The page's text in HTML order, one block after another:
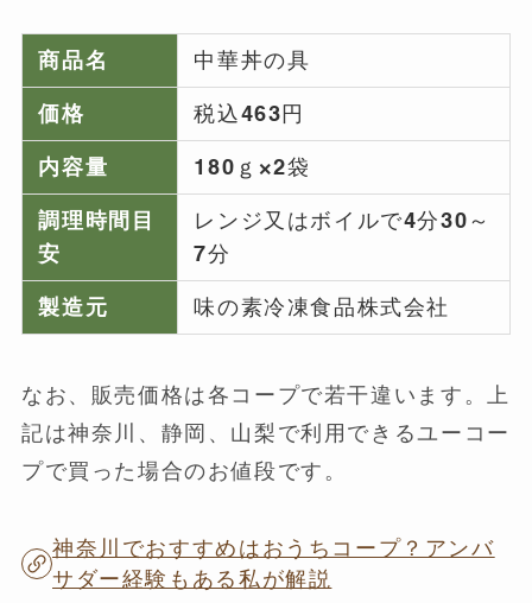
商品名
中華丼の具
価格
税込463円
内容量
180ｇ×2袋
調理時間目
安
レンジ又はボイルで4分30～
7分
製造元
味の素冷凍食品株式会社
なお、販売価格は各コープで若干違います。上
記は神奈川、静岡、山梨で利用できるユーコー
プで買った場合のお値段です。
神奈川でおすすめはおうちコープ？アンバ
サダー経験もある私が解説